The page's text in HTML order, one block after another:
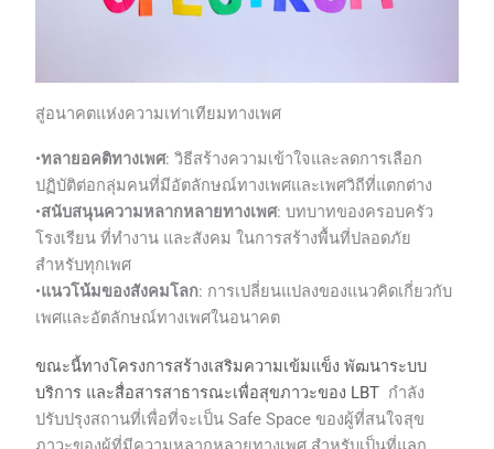
สู่อนาคตแห่งความเท่าเทียมทางเพศ
•ทลายอคติทางเพศ: วิธีสร้างความเข้าใจและลดการเลือก
ปฏิบัติต่อกลุ่มคนที่มีอัตลักษณ์ทางเพศและเพศวิถีที่แตกต่าง
•สนับสนุนความหลากหลายทางเพศ: บทบาทของครอบครัว
โรงเรียน ที่ทำงาน และสังคม ในการสร้างพื้นที่ปลอดภัย
สำหรับทุกเพศ
•แนวโน้มของสังคมโลก: การเปลี่ยนแปลงของแนวคิดเกี่ยวกับ
เพศและอัตลักษณ์ทางเพศในอนาคต
ขณะนี้ทางโครงการสร้างเสริมความเข้มแข็ง พัฒนาระบบ
บริการ และสื่อสารสาธารณะเพื่อสุขภาวะของ LBT กำลัง
ปรับปรุงสถานที่เพื่อที่จะเป็น Safe Space ของผู้ที่สนใจสุข